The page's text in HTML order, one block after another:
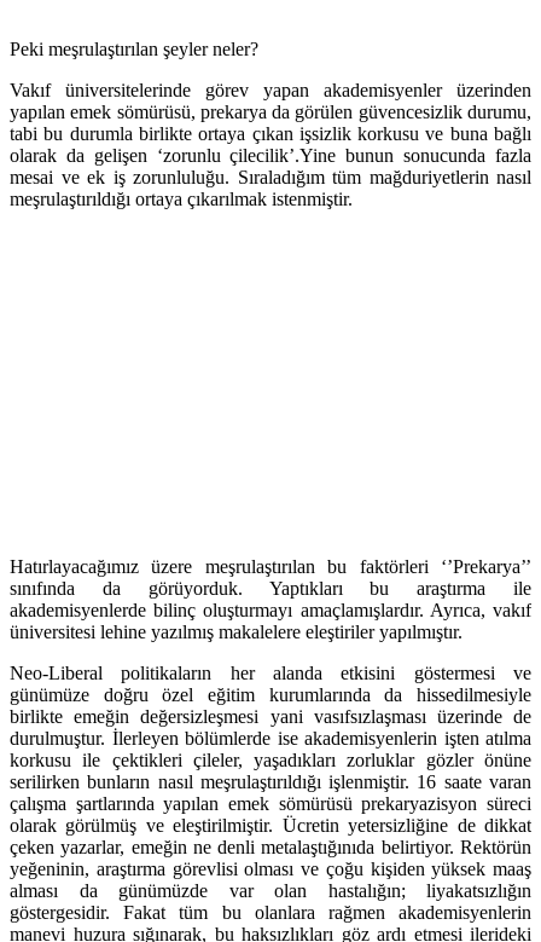
Peki meşrulaştırılan şeyler neler?
Vakıf üniversitelerinde görev yapan akademisyenler üzerinden
yapılan emek sömürüsü, prekarya da görülen güvencesizlik durumu,
tabi bu durumla birlikte ortaya çıkan işsizlik korkusu ve buna bağlı
olarak da gelişen ‘zorunlu çilecilik’.Yine bunun sonucunda fazla
mesai ve ek iş zorunluluğu. Sıraladığım tüm mağduriyetlerin nasıl
meşrulaştırıldığı ortaya çıkarılmak istenmiştir.
Hatırlayacağımız üzere meşrulaştırılan bu faktörleri ‘’Prekarya’’
sınıfında da görüyorduk. Yaptıkları bu araştırma ile
akademisyenlerde bilinç oluşturmayı amaçlamışlardır. Ayrıca, vakıf
üniversitesi lehine yazılmış makalelere eleştiriler yapılmıştır.
Neo-Liberal politikaların her alanda etkisini göstermesi ve
günümüze doğru özel eğitim kurumlarında da hissedilmesiyle
birlikte emeğin değersizleşmesi yani vasıfsızlaşması üzerinde de
durulmuştur. İlerleyen bölümlerde ise akademisyenlerin işten atılma
korkusu ile çektikleri çileler, yaşadıkları zorluklar gözler önüne
serilirken bunların nasıl meşrulaştırıldığı işlenmiştir. 16 saate varan
çalışma şartlarında yapılan emek sömürüsü prekaryazisyon süreci
olarak görülmüş ve eleştirilmiştir. Ücretin yetersizliğine de dikkat
çeken yazarlar, emeğin ne denli metalaştığınıda belirtiyor. Rektörün
yeğeninin, araştırma görevlisi olması ve çoğu kişiden yüksek maaş
alması da günümüzde var olan hastalığın; liyakatsızlığın
göstergesidir. Fakat tüm bu olanlara rağmen akademisyenlerin
manevi huzura sığınarak, bu haksızlıkları göz ardı etmesi ilerideki